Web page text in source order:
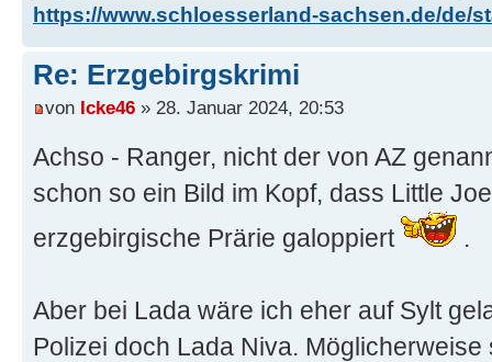
https://www.schloesserland-sachsen.de/de/
Re: Erzgebirgskrimi
von Icke46 » 28. Januar 2024, 20:53
Achso - Ranger, nicht der von AZ
schon so ein Bild im Kopf, dass Little
erzgebirgische Prärie galoppiert
.
Aber bei Lada wäre ich eher auf Sylt
Polizei doch Lada Niva.